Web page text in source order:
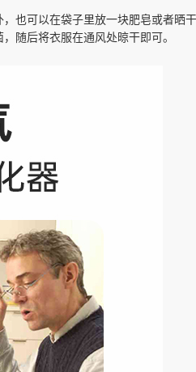
也可以在袋子里放一块肥皂或者晒
随后将衣服在通风处晾干即可。